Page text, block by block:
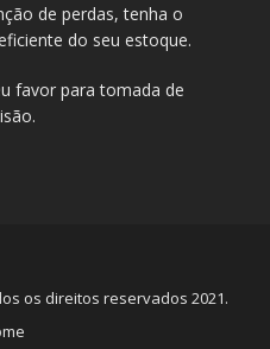
de perdas, tenha o
do seu estoque.
favor para tomada de
os direitos reservados 2021.